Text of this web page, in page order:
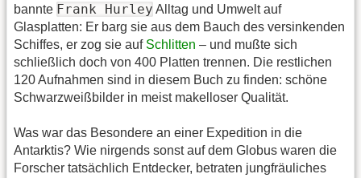
bannte Frank Hurley Alltag und Umwelt auf
Glasplatten: Er barg sie aus dem Bauch des versinkenden
Schiffes, er zog sie auf Schlitten – und mußte sich
schließlich doch von 400 Platten trennen. Die restlichen
120 Aufnahmen sind in diesem Buch zu finden: schöne
Schwarzweißbilder in meist makelloser Qualität.
Was war das Besondere an einer Expedition in die
Antarktis? Wie nirgends sonst auf dem Globus waren die
Forscher tatsächlich Entdecker, betraten jungfräuliches